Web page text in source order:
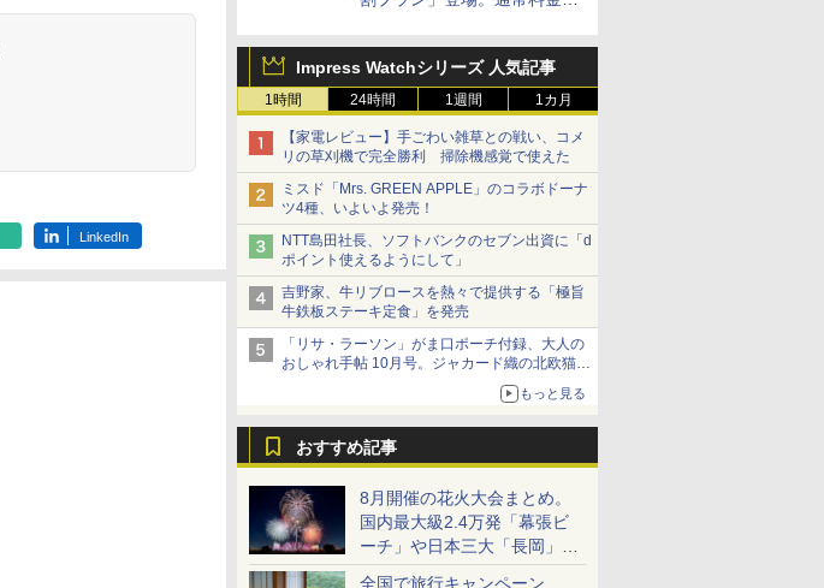
Impress Watchシリーズ 人気記事
1時間 24時間 1週間 1カ月
【家電レビュー】手ごわい雑草との戦い、コメ
リの草刈機で完全勝利 掃除機感覚で使えた
ミスド「Mrs. GREEN APPLE」のコラボドーナ
ツ4種、いよいよ発売！
NTT島田社長、ソフトバンクのセブン出資に「d
ポイント使えるようにして」
吉野家、牛リブロースを熱々で提供する「極旨
牛鉄板ステーキ定食」を発売
「リサ・ラーソン」がま口ポーチ付録、大人の
おしゃれ手帖 10月号。ジャカード織の北欧猫デ
もっと見る
おすすめ記事
8月開催の花火大会まとめ。
国内最大級2.4万発「幕張ビ
ーチ」や日本三大「長岡」な
ど大型イベント目白押し！
全国で旅行キャンペーン
LinkedIn